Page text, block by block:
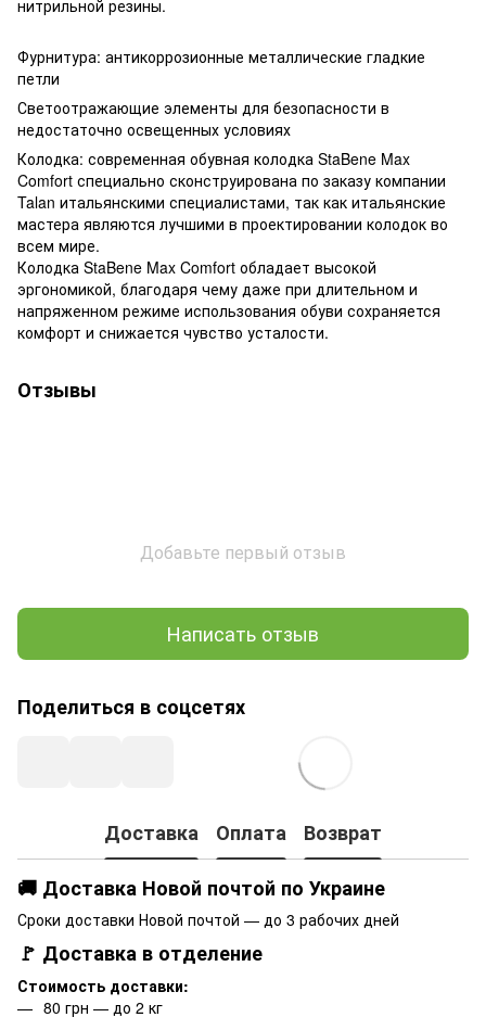
нитрильной резины.
Фурнитура: антикоррозионные металлические гладкие
петли
Светоотражающие элементы для безопасности в
недостаточно освещенных условиях
Колодка: современная обувная колодка StaBene Max
Comfort специально сконструирована по заказу компании
Talan итальянскими специалистами, так как итальянские
мастера являются лучшими в проектировании колодок во
всем мире.
Колодка StaBene Max Comfort обладает высокой
эргономикой, благодаря чему даже при длительном и
напряженном режиме использования обуви сохраняется
комфорт и снижается чувство усталости.
Отзывы
Добавьте первый отзыв
Написать отзыв
Поделиться в соцсетях
Доставка Оплата
Возврат
🚚 Доставка Новой почтой по Украине
Сроки доставки Новой почтой — до 3 рабочих дней
🚩 Доставка в отделение
Стоимость доставки:
80 грн — до 2 кг